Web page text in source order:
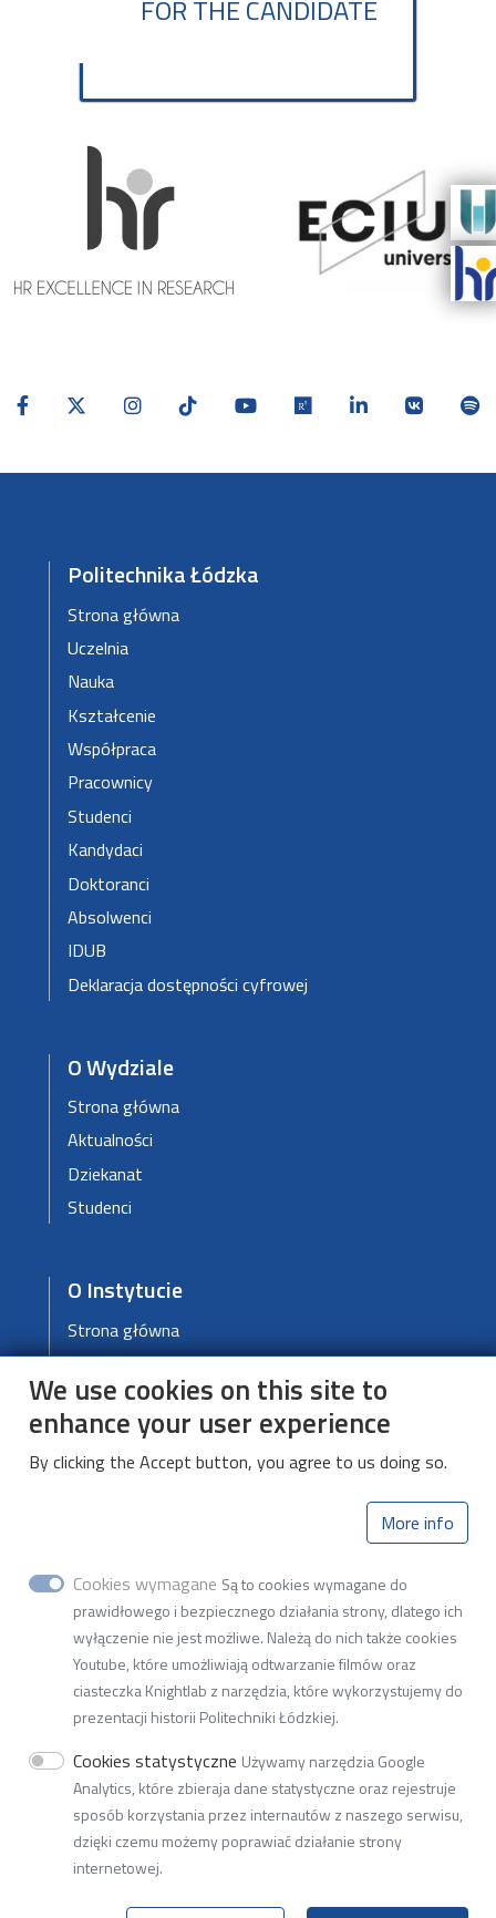
FOR THE CANDIDATE
Previous
Instytut Systemów Inżynierii
ul. Bohdana Stefanowskiego 18, 90-537 Łódź
tel.: 42 631 25 19, e-mail:w2i26@adm.p.lodz.pl
NIP 727-002-18-95
REGON 000001583
adres do doręczeń elektronicznych (ADE):AE:PL-77859-
99877-ERVVB-29
Politechnika Łódzka
Strona główna
Uczelnia
Nauka
Kształcenie
Współpraca
Pracownicy
Studenci
Kandydaci
Doktoranci
Absolwenci
IDUB
Deklaracja dostępności cyfrowej
O Wydziale
Strona główna
Aktualności
Dziekanat
Studenci
O Instytucie
Strona główna
Dydaktyka
Nauka
© 2026
We use cookies on this site to
enhance your user experience
By clicking the Accept button, you agree to us doing so.
More info
Cookies wymagane Są to cookies wymagane do
prawidłowego i bezpiecznego działania strony, dlatego ich
wyłączenie nie jest możliwe. Należą do nich także cookies
Youtube, które umożliwiają odtwarzanie filmów oraz
ciasteczka Knightlab z narzędzia, które wykorzystujemy do
prezentacji historii Politechniki Łódzkiej.
Cookies statystyczne Używamy narzędzia Google
Analytics, które zbieraja dane statystyczne oraz rejestruje
sposób korzystania przez internautów z naszego serwisu,
dzięki czemu możemy poprawiać działanie strony
internetowej.